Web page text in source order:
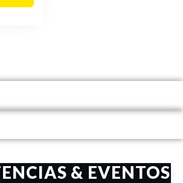
& EVENTOS